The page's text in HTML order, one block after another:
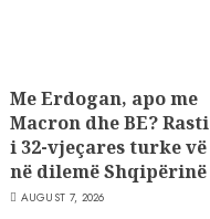
Me Erdogan, apo me
Macron dhe BE? Rasti
i 32-vjeçares turke vë
në dilemë Shqipërinë
AUGUST 7, 2026